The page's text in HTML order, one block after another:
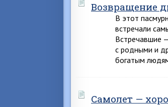
Возвращение
В этот
встречали
Встречавшие
с родными и
богатым
Самолет —